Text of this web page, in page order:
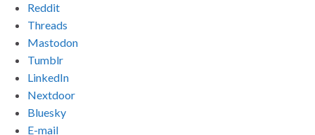
Reddit
Threads
Mastodon
Tumblr
LinkedIn
Nextdoor
Bluesky
E-mail